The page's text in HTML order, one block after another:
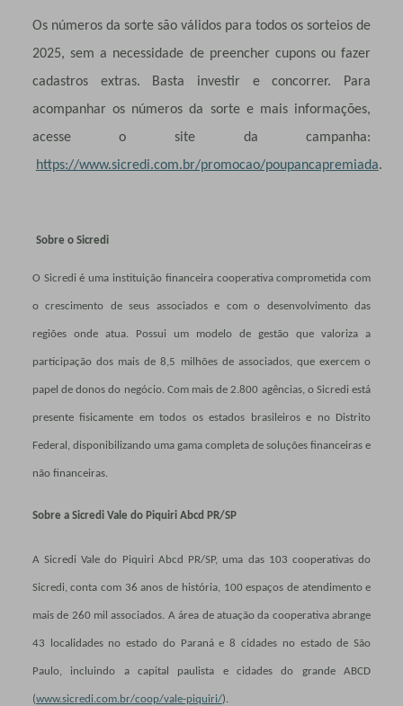
Os números da sorte são válidos para todos os sorteios de
2025, sem a necessidade de preencher cupons ou fazer
cadastros extras. Basta investir e concorrer. Para
acompanhar os números da sorte e mais informações,
acesse o site da campanha:
https://www.sicredi.com.br/promocao/poupancapremiada.
Sobre o Sicredi
O Sicredi é uma instituição financeira cooperativa comprometida com
o crescimento de seus associados e com o desenvolvimento das
regiões onde atua. Possui um modelo de gestão que valoriza a
participação dos mais de 8,5 milhões de associados, que exercem o
papel de donos do negócio. Com mais de 2.800 agências, o Sicredi está
presente fisicamente em todos os estados brasileiros e no Distrito
Federal, disponibilizando uma gama completa de soluções financeiras e
não financeiras.
Sobre a Sicredi Vale do Piquiri Abcd PR/SP
A Sicredi Vale do Piquiri Abcd PR/SP, uma das 103 cooperativas do
Sicredi, conta com 36 anos de história, 100 espaços de atendimento e
mais de 260 mil associados. A área de atuação da cooperativa abrange
43 localidades no estado do Paraná e 8 cidades no estado de São
Paulo, incluindo a capital paulista e cidades do grande ABCD
(www.sicredi.com.br/coop/vale-piquiri/).